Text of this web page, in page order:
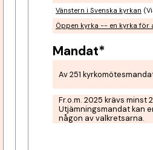
Vänstern i Svenska kyrkan
Öppen kyrka -- en kyrka för
Mandat*
Av 251
Fr.o.m. 2025 krävs
Utjämningsmandat kan
någon av valkretsarna.